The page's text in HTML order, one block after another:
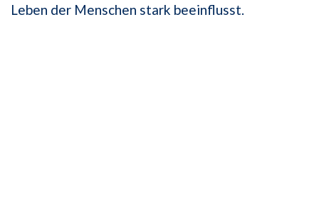
Leben der Menschen stark beeinflusst.